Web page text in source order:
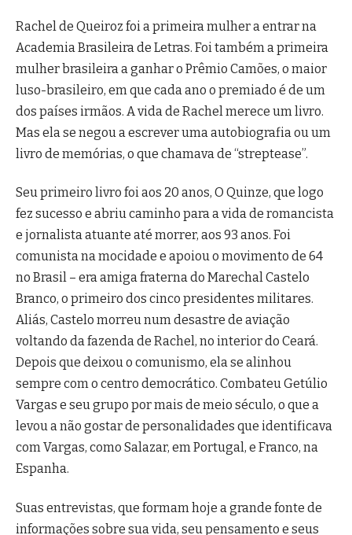
Rachel de Queiroz foi a primeira mulher a entrar na
Academia Brasileira de Letras. Foi também a primeira
mulher brasileira a ganhar o Prêmio Camões, o maior
luso-brasileiro, em que cada ano o premiado é de um
dos países irmãos. A vida de Rachel merece um livro.
Mas ela se negou a escrever uma autobiografia ou um
livro de memórias, o que chamava de “streptease”.
Seu primeiro livro foi aos 20 anos, O Quinze, que logo
fez sucesso e abriu caminho para a vida de romancista
e jornalista atuante até morrer, aos 93 anos. Foi
comunista na mocidade e apoiou o movimento de 64
no Brasil – era amiga fraterna do Marechal Castelo
Branco, o primeiro dos cinco presidentes militares.
Aliás, Castelo morreu num desastre de aviação
voltando da fazenda de Rachel, no interior do Ceará.
Depois que deixou o comunismo, ela se alinhou
sempre com o centro democrático. Combateu Getúlio
Vargas e seu grupo por mais de meio século, o que a
levou a não gostar de personalidades que identificava
com Vargas, como Salazar, em Portugal, e Franco, na
Espanha.
Suas entrevistas, que formam hoje a grande fonte de
informações sobre sua vida, seu pensamento e seus